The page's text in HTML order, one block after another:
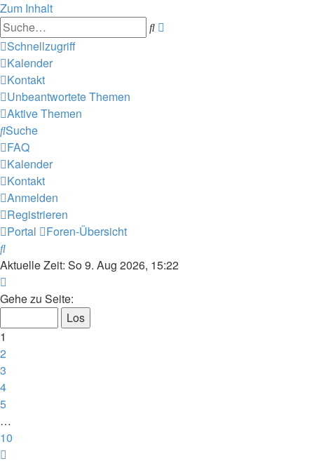
Zum Inhalt
Suche
Schnellzugriff
Kalender
Kontakt
Unbeantwortete Themen
Aktive Themen
Suche
FAQ
Kalender
Kontakt
Anmelden
Registrieren
Portal
Foren-Übersicht
Suche
Aktuelle Zeit: So 9. Aug 2026, 15:22
1
10
Gehe zu Seite:
1
2
3
4
5
…
10